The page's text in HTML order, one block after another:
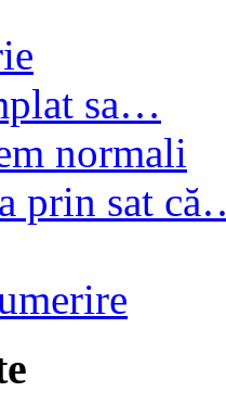
sa…
normali
prin sat